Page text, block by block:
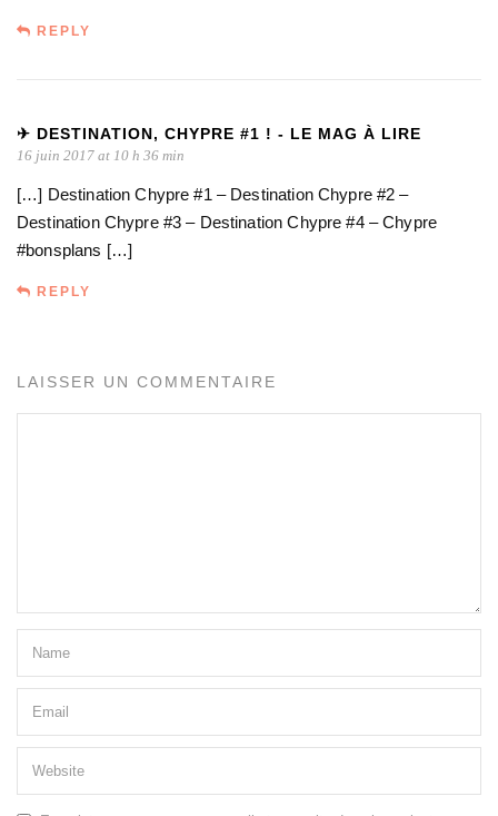
REPLY
✈ DESTINATION, CHYPRE #1 ! - LE MAG À LIRE
16 juin 2017 at 10 h 36 min
[…] Destination Chypre #1 – Destination Chypre #2 –
Destination Chypre #3 – Destination Chypre #4 – Chypre
#bonsplans […]
REPLY
LAISSER UN COMMENTAIRE